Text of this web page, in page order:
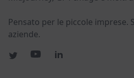
Pensato per le piccole imprese.
aziende.